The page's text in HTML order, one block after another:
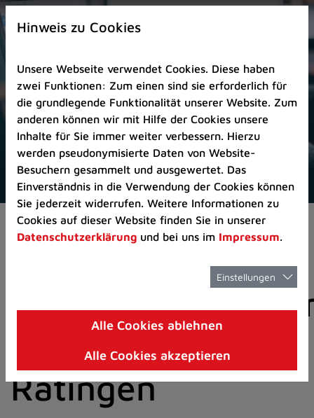
Zur
Startseite
Zum
Seitenanfang
springen
(Schnelltaste
A)
Zur
Navigation/Menü
springen
(Schnelltaste
M)
Zur
8)
I)
Pressemeldungen
der Stadt
Ratingen
Hinweis zu Cookies
Unsere Webseite verwendet Cookies. Diese haben
zwei Funktionen: Zum einen sind sie erforderlich für
die grundlegende Funktionalität unserer Website. Zum
anderen können wir mit Hilfe der Cookies unsere
Inhalte für Sie immer weiter verbessern. Hierzu
werden pseudonymisierte Daten von Website-
Besuchern gesammelt und ausgewertet. Das
Einverständnis in die Verwendung der Cookies können
Sie jederzeit widerrufen. Weitere Informationen zu
Cookies auf dieser Website finden Sie in unserer
Datenschutzerklärung und bei uns im Impressum.
Einstellungen
Alle Cookies ablehnen
Alle Cookies akzeptieren